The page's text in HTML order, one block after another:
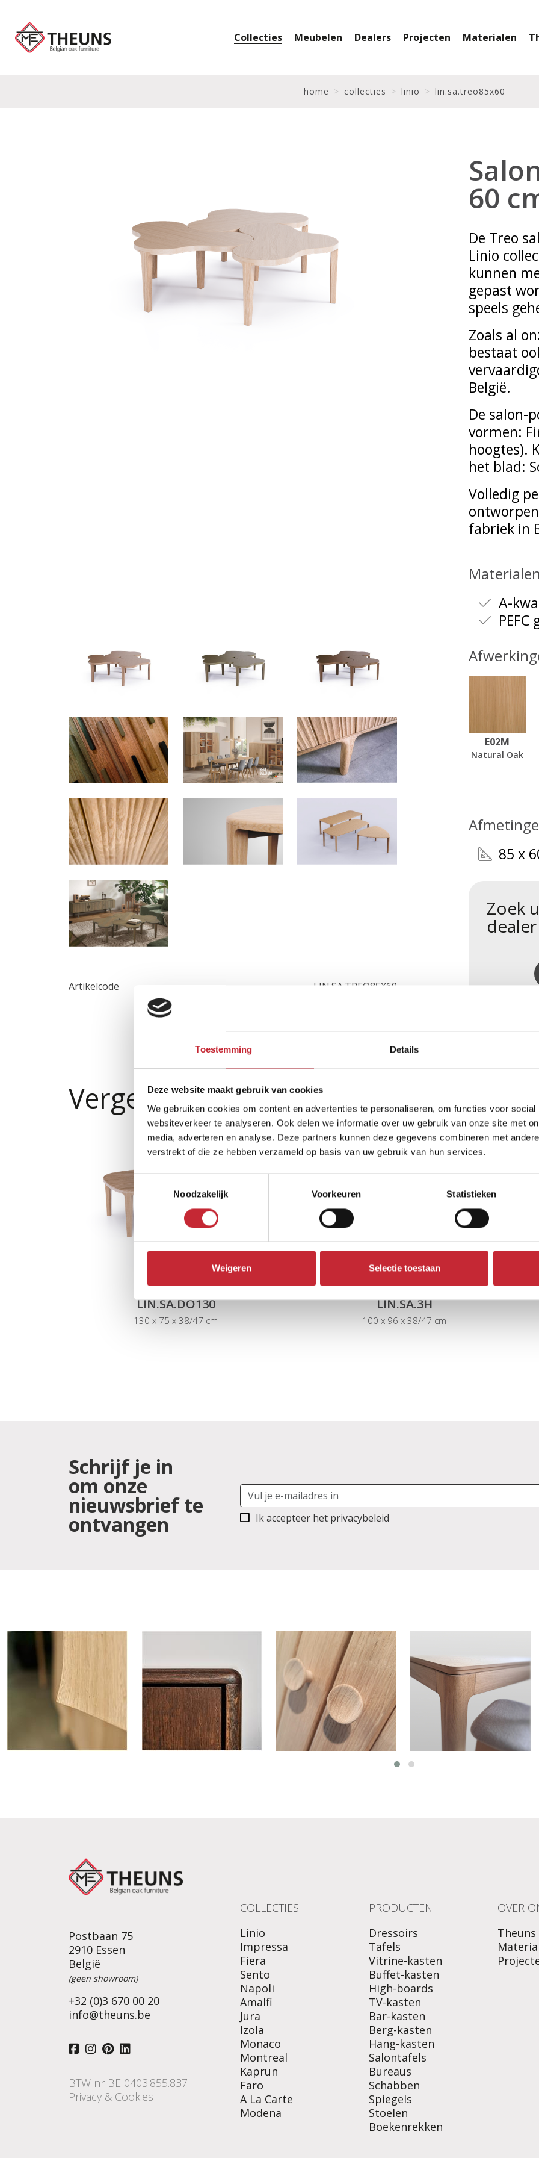
Toestemming Details
Deze website maakt gebruik van cookies
We gebruiken cookies om content en advertenties te personaliseren, om functies voor social
websiteverkeer te analyseren. Ook delen we informatie over uw gebruik van onze site met
media, adverteren en analyse. Deze partners kunnen deze gegevens combineren met
verstrekt of die ze hebben verzameld op basis van uw gebruik van hun services.
Noodzakelijk
Voorkeuren Statistieken
Weigeren Selectie toestaan
Collecties Meubelen Dealers Projecten Materialen
home collecties linio lin.sa.treo85x60
60
De Treo
Linio
kunnen
gepast
speels
Zoals al
bestaat
België.
De salon-
vormen:
hoogtes).
het blad:
Volledig
fabriek in
Artikelcode LIN.SA.TREO85X60
Materialen
A-
E02M
Natural Oak
85 x
Zoek
Vergelijkbare producten
LIN.SA.DO130
130 x 75 x 38/47 cm
LIN.SA.3H
100 x 96 x 38/47 cm
Schrijf je in
om onze
nieuwsbrief te
ontvangen Ik accepteer het privacybeleid
Postbaan 75
2910 Essen
België
(geen showroom)
+32 (0)3 670 00 20
info@theuns.be
BTW nr BE 0403.855.837
Privacy & Cookies
COLLECTIES
Linio
Impressa
Fiera
Sento
Napoli
Amalfi
Jura
Izola
Monaco
Montreal
Kaprun
Faro
A La Carte
Modena
PRODUCTEN
Dressoirs
Tafels
Vitrine-kasten
Buffet-kasten
High-boards
TV-kasten
Bar-kasten
Berg-kasten
Hang-kasten
Salontafels
Bureaus
Schabben
Spiegels
Stoelen
Boekenrekken
OVER
Theuns